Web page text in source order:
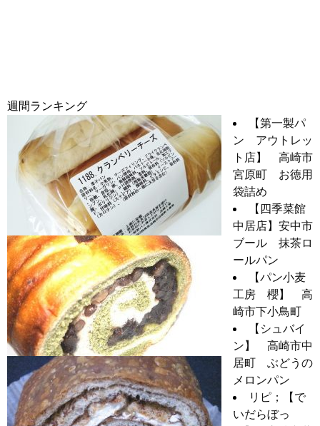
週間ランキング
【第一製パ
ン アウトレッ
ト店】 高崎市
宮原町 お徳用
袋詰め
【四季菜館
中居店】安中市
ブール 抹茶ロ
ールパン
【パン小麦
工房 櫻】 高
崎市下小鳥町
【シュバイ
ン】 高崎市中
居町 ぶどうの
メロンパン
リピ；【で
いだらぼっ